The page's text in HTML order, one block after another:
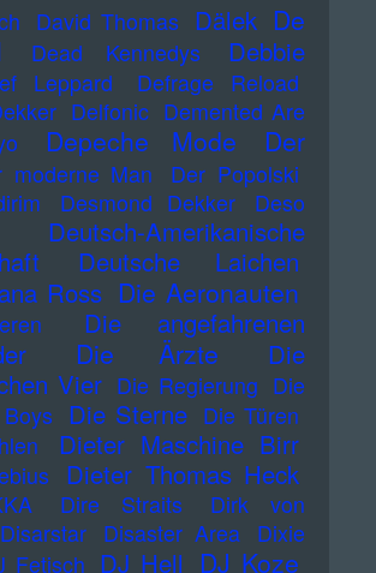
David Thomas Dälek De
Dead Kennedys
Debbie
Leppard
Defrage Reload
Delfonic Demented Are
Depeche Mode
Der
moderne Man
Der Popolski
Desmond Dekker
Deso
Deutsch-Amerikanische
Deutsche Laichen
Ross Die Aeronauten
Die angefahrenen
Die Ärzte
Die
Vier Die Regierung Die
Die Sterne Die Türen
Dieter Maschine Birr
Dieter Thomas Heck
Dire Straits
Dirk von
Disarstar Disaster Area
Dixie
Fetisch DJ Hell DJ Koze